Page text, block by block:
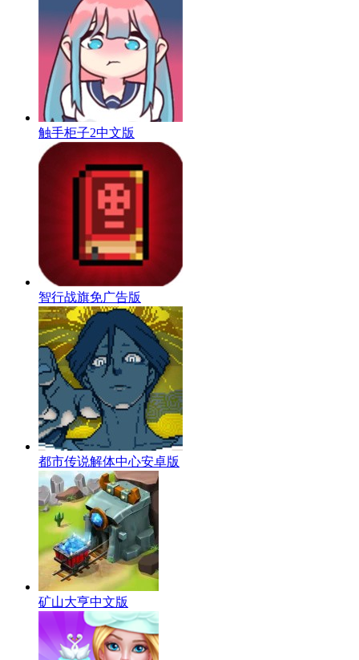
触手柜子2中文版
智行战旗免广告版
都市传说解体中心安卓版
矿山大亨中文版